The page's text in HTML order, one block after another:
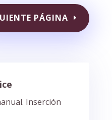
PÁGINA
Inserción